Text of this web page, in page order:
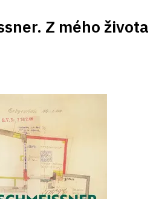
Z mého života